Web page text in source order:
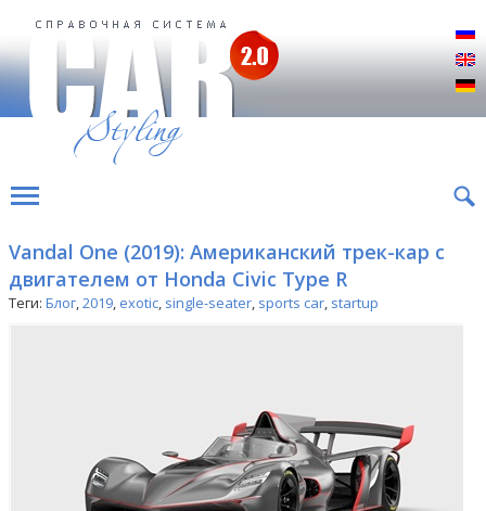
Vandal One (2019): Американский трек-кар с
двигателем от Honda Civic Type R
Теги: Блог,2019, exotic, single-seater, sports car, startup